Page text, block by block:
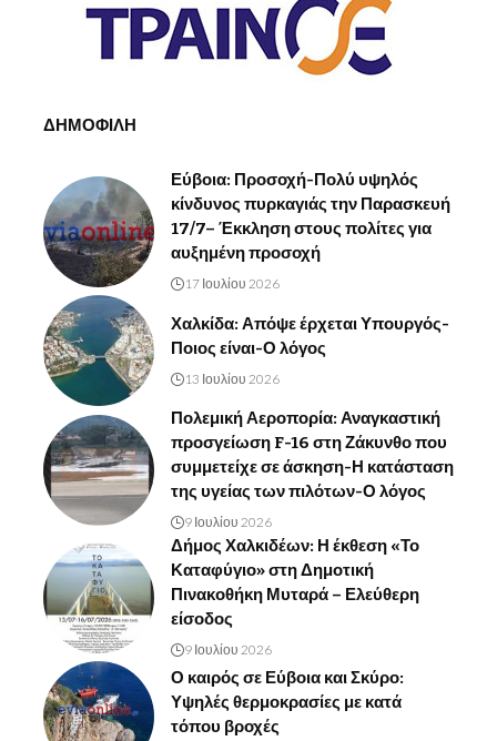
ΔΗΜΟΦΙΛΗ
Εύβοια: Προσοχή-Πολύ υψηλός
κίνδυνος πυρκαγιάς την Παρασκευή
17/7– Έκκληση στους πολίτες για
αυξημένη προσοχή
17 Ιουλίου 2026
Χαλκίδα: Απόψε έρχεται Υπουργός-
Ποιος είναι-Ο λόγος
13 Ιουλίου 2026
Πολεμική Αεροπορία: Αναγκαστική
προσγείωση F-16 στη Ζάκυνθο που
συμμετείχε σε άσκηση-Η κατάσταση
της υγείας των πιλότων-Ο λόγος
9 Ιουλίου 2026
Δήμος Χαλκιδέων: Η έκθεση «Το
Καταφύγιο» στη Δημοτική
Πινακοθήκη Μυταρά – Ελεύθερη
είσοδος
9 Ιουλίου 2026
Ο καιρός σε Εύβοια και Σκύρο:
Υψηλές θερμοκρασίες με κατά
τόπου βροχές